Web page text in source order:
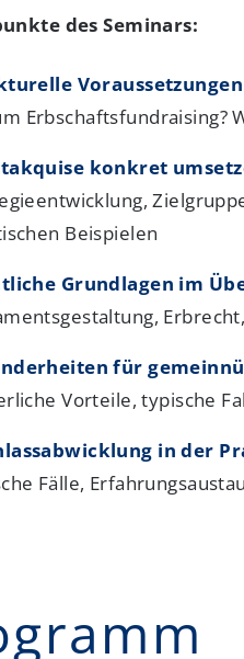
des Seminars:
Erbschaftsfundraising?
konkret
Beispielen
Grundlagen im
für
Vorteile, typische
in der
Fälle,